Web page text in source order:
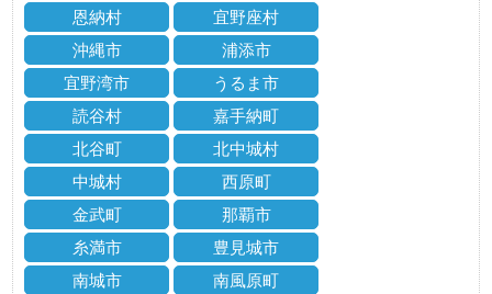
恩納村
宜野座村
沖縄市
浦添市
宜野湾市
うるま市
読谷村
嘉手納町
北谷町
北中城村
中城村
西原町
金武町
那覇市
糸満市
豊見城市
南城市
南風原町